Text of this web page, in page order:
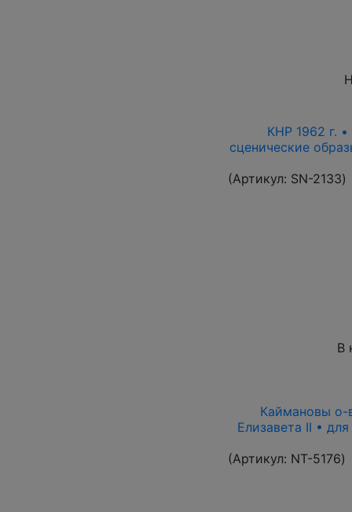
КНР 1962 г. •
сценические
(Артикул: SN-2133)
В
Каймановы о-
Елизавета II •
(Артикул: NT-5176)